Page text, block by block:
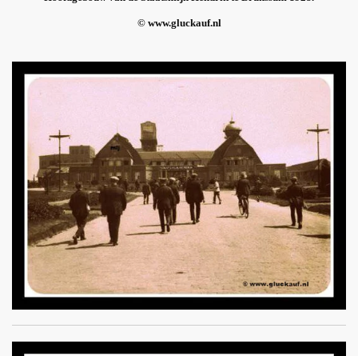
© www.gluckauf.nl